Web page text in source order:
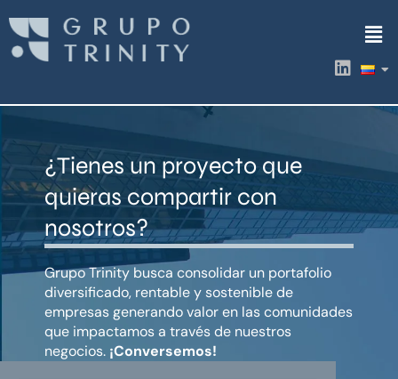
contenido
L
i
k
i
¿Tienes un proyecto que
quieras compartir con
nosotros?
Grupo Trinity busca consolidar un portafolio
diversificado, rentable y sostenible de
empresas generando valor en las comunidades
que impactamos a través de nuestros
negocios. ¡Conversemos!